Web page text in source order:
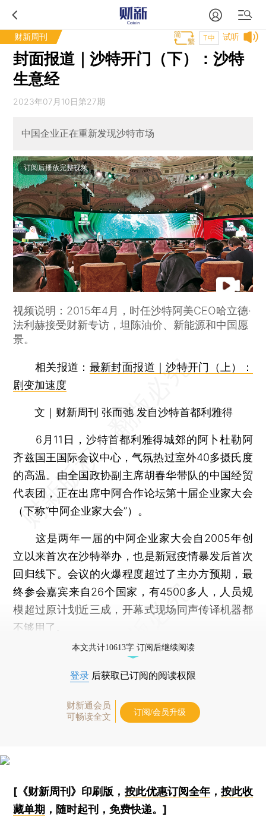
财新周刊 试听
T中
封面报道｜沙特开门（下）：沙特
生意经
2023年07月10日第27期
中国企业正在重新发现沙特市场
订阅后播放完整视频
视频说明：2015年4月，时任沙特阿美CEO哈立德·
法利赫接受财新专访，坦陈油价、新能源和中国愿
景。
相关报道： 最新封面报道｜沙特开门（上）：
剧变加速度
文｜财新周刊 张而弛 发自沙特首都利雅得
6月11日，沙特首都利雅得城郊的阿卜杜勒阿
齐兹国王国际会议中心，气氛热过室外40多摄氏度
的高温。由全国政协副主席胡春华带队的中国经贸
代表团，正在出席中阿合作论坛第十届企业家大会
（下称“中阿企业家大会”）。
这是两年一届的中阿企业家大会自2005年创
立以来首次在沙特举办，也是新冠疫情暴发后首次
回归线下。会议的火爆程度超过了主办方预期，最
终参会嘉宾来自26个国家，有4500多人，人员规
模超过原计划近三成，开幕式现场同声传译机器都
不够用了。
本文共计10613字 订阅后继续阅读
登录 后获取已订阅的阅读权限
财新通会员
可畅读全文
订阅/会员升级
[《财新周刊》印刷版， 按此优惠订阅全年， 按此收
藏单期 ，随时起刊，免费快递。]